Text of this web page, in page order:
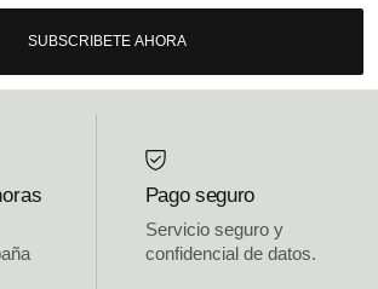
SUBSCRIBETE AHORA
Pago seguro
Servicio seguro y
confidencial de datos.